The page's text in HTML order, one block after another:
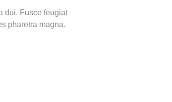
dui. Fusce feugiat
pharetra magna.